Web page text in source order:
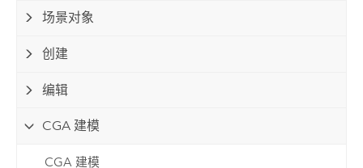
场景对象
创建
编辑
CGA 建模
CGA 建模